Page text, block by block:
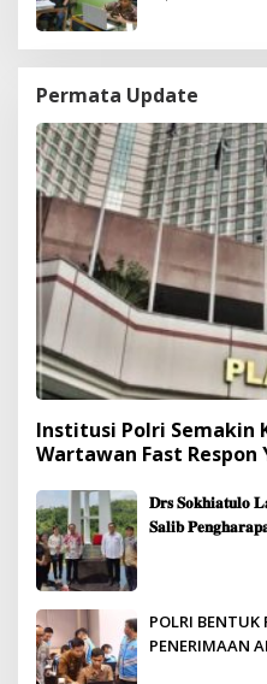
Permata Update
Institusi Polri Semakin
Wartawan Fast
𝐃𝐫𝐬 𝐒𝐨𝐤𝐡𝐢𝐚𝐭𝐮𝐥𝐨
𝐒𝐚𝐥𝐢𝐛
POLRI
PENERIMAAN